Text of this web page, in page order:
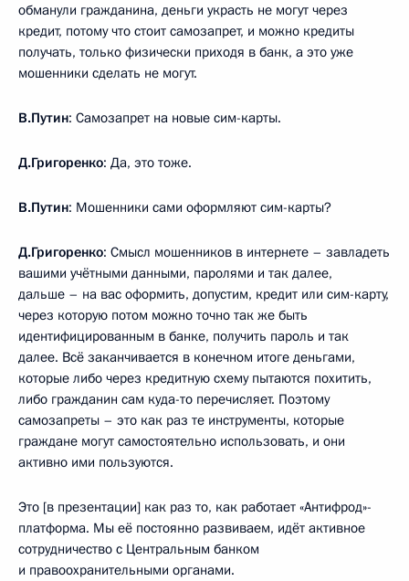
обманули гражданина, деньги украсть не могут через
кредит, потому что стоит самозапрет, и можно кредиты
получать, только физически приходя в банк, а это уже
мошенники сделать не могут.
В.Путин: Самозапрет на новые сим-карты.
Д.Григоренко: Да, это тоже.
В.Путин: Мошенники сами оформляют сим-карты?
Д.Григоренко: Смысл мошенников в интернете – завладеть
вашими учётными данными, паролями и так далее,
дальше – на вас оформить, допустим, кредит или сим-карту,
через которую потом можно точно так же быть
идентифицированным в банке, получить пароль и так
далее. Всё заканчивается в конечном итоге деньгами,
которые либо через кредитную схему пытаются похитить,
либо гражданин сам куда-то перечисляет. Поэтому
самозапреты – это как раз те инструменты, которые
граждане могут самостоятельно использовать, и они
активно ими пользуются.
Это [в презентации] как раз то, как работает «Антифрод»-
платформа. Мы её постоянно развиваем, идёт активное
сотрудничество с Центральным банком
и правоохранительными органами.